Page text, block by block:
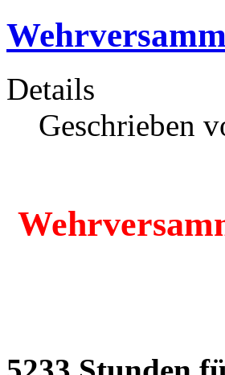
Details
Geschrieben